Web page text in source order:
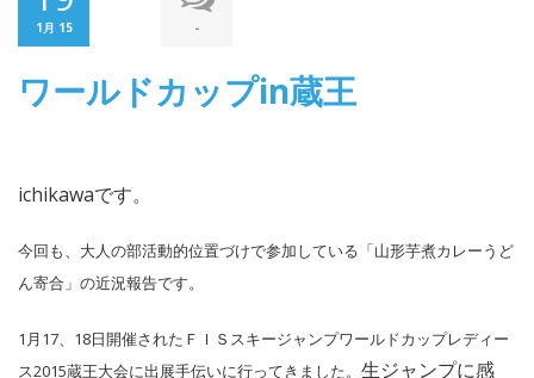
1月 15 -
ワールドカップin蔵王
ichikawaです。
今回も、大人の部活動的位置づけで参加している「山形芋煮カレーうど
ん寄合」の近況報告です。
1月17、18日開催されたＦＩＳスキージャンプワールドカップレディー
ス2015蔵王大会に出展手伝いに行ってきました。 生ジャンプに感